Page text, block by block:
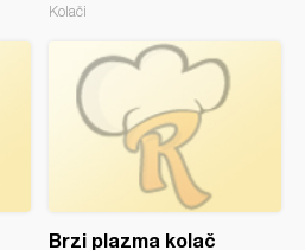
Kolači
Brzi plazma kolač